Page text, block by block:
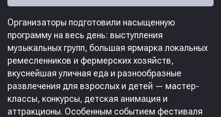
Организаторы подготовили насыщенную
программу на весь день: выступления
музыкальных групп, большая ярмарка локальных
ремесленников и фермерских хозяйств,
вкуснейшая уличная еда и разнообразные
развлечения для взрослых и детей — мастер-
классы, конкурсы, детская анимация и
аттракционы. Особенным событием фестиваля